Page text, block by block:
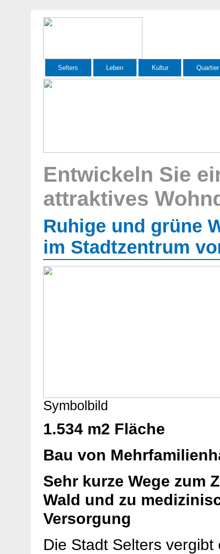
Selters Leben Kultur Quartier
Entwickeln Sie
attraktives
Ruhige und grüne
im Stadtzentrum
Symbolbild
1.534 m2 Fläche
Bau von
Sehr kurze Wege zum
Wald und zu
Versorgung
Die Stadt Selters vergibt